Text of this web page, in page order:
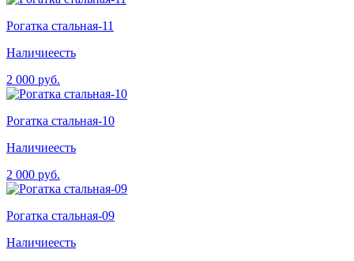
Рогатка стальная-11
Наличиеесть
2 000 руб.
Рогатка стальная-10
Наличиеесть
2 000 руб.
Рогатка стальная-09
Наличиеесть